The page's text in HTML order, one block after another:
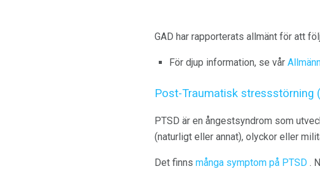
GAD har rapporterats allmänt för att
För djup information, se vår
Post-Traumatisk stressstörning
PTSD är en ångestsyndrom som
(naturligt eller annat), olyckor eller
Det finns många symptom på PTSD .